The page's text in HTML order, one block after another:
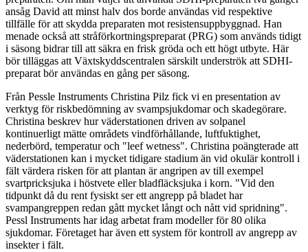
ansåg David att minst halv dos borde användas vid respektive
tillfälle för att skydda preparaten mot resistensuppbyggnad. Han
menade också att stråförkortningspreparat (PRG) som används tidigt
i säsong bidrar till att säkra en frisk gröda och ett högt utbyte. Här
bör tilläggas att Växtskyddscentralen särskilt underströk att SDHI-
preparat bör användas en gång per säsong.
Från Pessle Instruments Christina Pilz fick vi en presentation av
verktyg för riskbedömning av svampsjukdomar och skadegörare.
Christina beskrev hur väderstationen driven av solpanel
kontinuerligt mätte områdets vindförhållande, luftfuktighet,
nederbörd, temperatur och "leef wetness". Christina poängterade att
väderstationen kan i mycket tidigare stadium än vid okulär kontroll i
fält värdera risken för att plantan är angripen av till exempel
svartpricksjuka i höstvete eller bladfläcksjuka i korn. "Vid den
tidpunkt då du rent fysiskt ser ett angrepp på bladet har
svampangreppen redan gått mycket långt och nått vid spridning".
Pessl Instruments har idag arbetat fram modeller för 80 olika
sjukdomar. Företaget har även ett system för kontroll av angrepp av
insekter i fält.